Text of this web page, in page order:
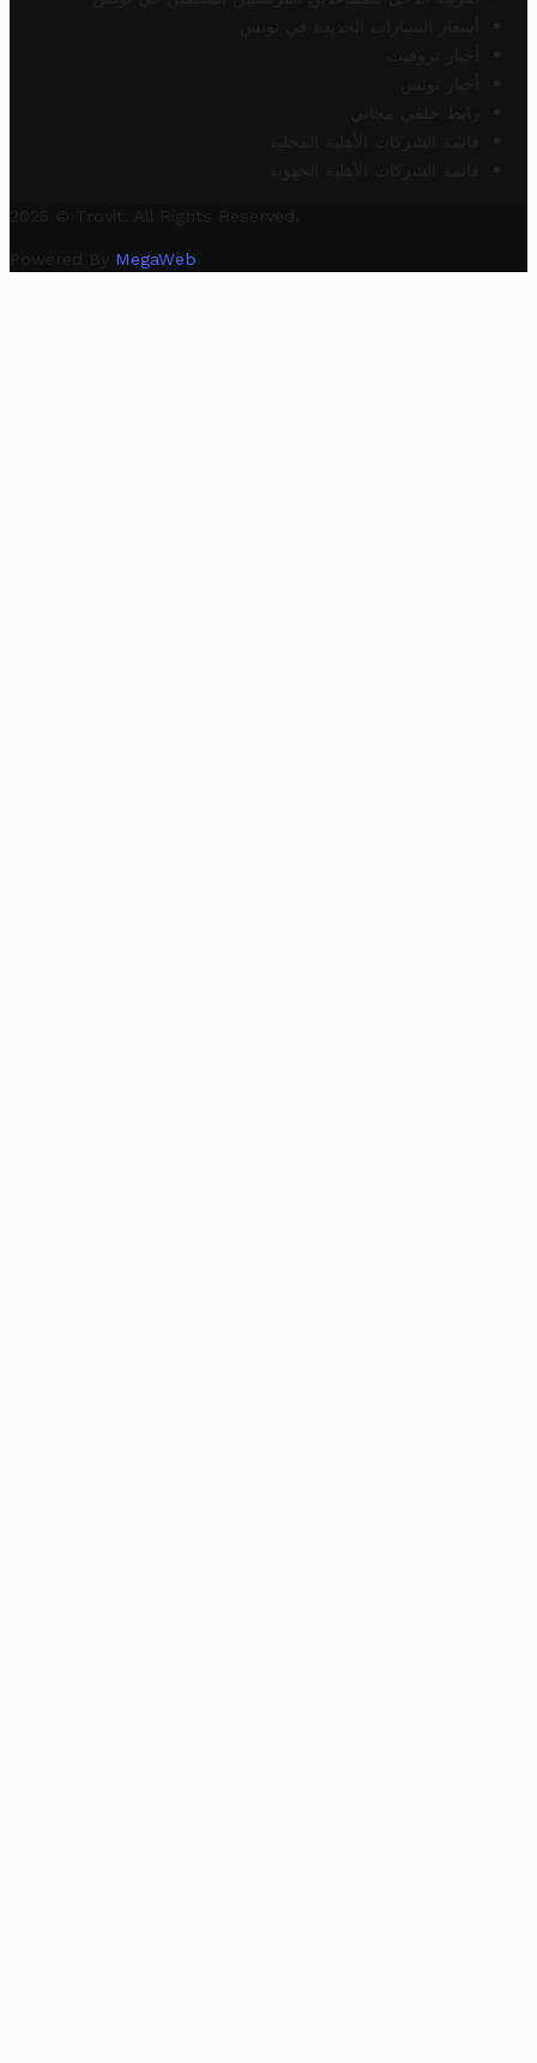
أسعار السيارات الجديدة في تونس
أخبار تروفيت
أخبار تونس
رابط خلفي مجاني
قائمة الشركات الأهلية المحلية
قائمة الشركات الأهلية الجهوية
2025 © Trovit. All Rights Reserved.
Powered By MegaWeb